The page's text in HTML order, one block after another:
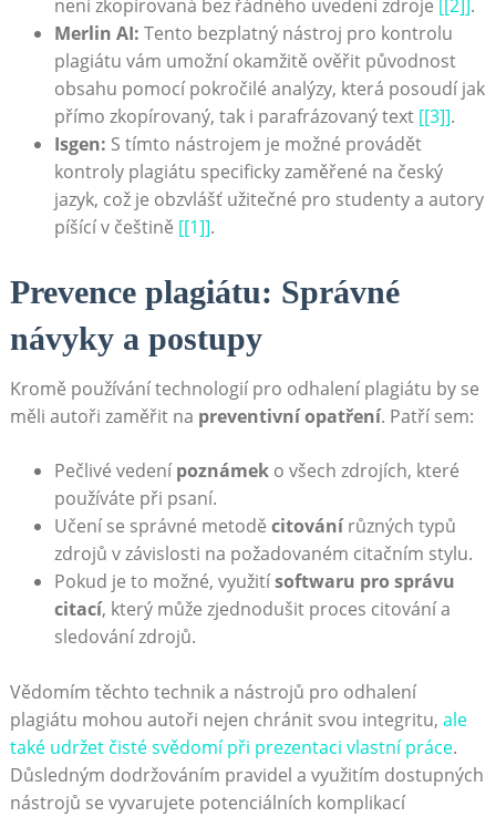
není zkopírovaná bez řádného uvedení zdroje [[2]].
Merlin AI: Tento bezplatný nástroj pro kontrolu
plagiátu vám umožní okamžitě ověřit původnost
obsahu pomocí pokročilé analýzy, která posoudí jak
přímo zkopírovaný, tak i parafrázovaný text [[3]].
Isgen: S tímto nástrojem je možné provádět
kontroly plagiátu specificky zaměřené na český
jazyk, což je obzvlášť užitečné pro studenty a autory
píšící v češtině [[1]].
Prevence plagiátu: Správné
návyky a postupy
Kromě používání technologií pro odhalení plagiátu by se
měli autoři zaměřit na preventivní opatření. Patří sem:
Pečlivé vedenípoznámeko všech zdrojích, které
používáte při psaní.
Učení se správné metodě citovánírůzných typů
zdrojů v závislosti na požadovaném citačním stylu.
Pokud je to možné, využitísoftwaru pro správu
citací, který může zjednodušit proces citování a
sledování zdrojů.
Vědomím těchto technik a nástrojů pro odhalení
plagiátu mohou autoři nejen chránit svou integritu, ale
také udržet čisté svědomí při prezentaci vlastní práce.
Důsledným dodržováním pravidel a využitím dostupných
nástrojů se vyvarujete potenciálních komplikací